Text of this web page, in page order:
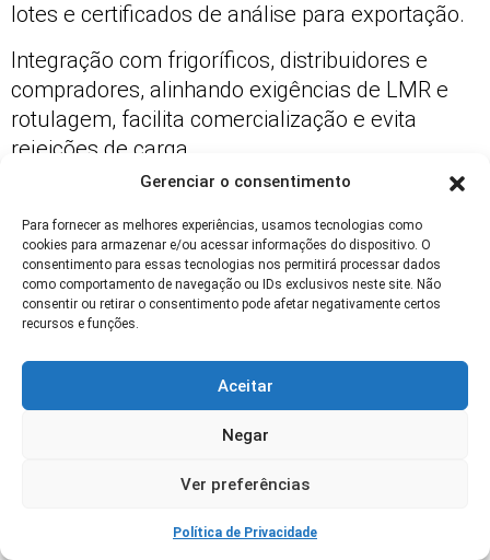
Gerenciar o consentimento
Para fornecer as melhores experiências, usamos tecnologias como
cookies para armazenar e/ou acessar informações do dispositivo. O
consentimento para essas tecnologias nos permitirá processar dados
como comportamento de navegação ou IDs exclusivos neste site. Não
consentir ou retirar o consentimento pode afetar negativamente certos
recursos e funções.
Aceitar
Negar
Ver preferências
Política de Privacidade
lotes e certificados de análise para exportação.
Integração com frigoríficos, distribuidores e
compradores, alinhando exigências de LMR e
rotulagem, facilita comercialização e evita
rejeições de carga.
Estabelecer canais de comunicação e auditorias
conjuntas melhora a transparência e a eficiência
da cadeia produtiva.
Impactos Comerciais e Acesso a
Mercados
Barreiras Técnicas e Requisitos de
Importação
fitossanitários, LMR específicos e
geram rejeição de embarques e perdas